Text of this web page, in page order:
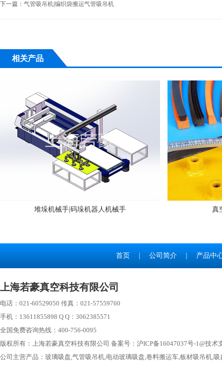
下一篇： 气管吸吊机|编织袋搬运气管吸吊机
相关产品
堆垛机械手|码垛机器人机械手 真
首页 |公司简介 产品中
上海若豪真空科技有限公司
电话：021-60529050 传真：021-57559760
手机：13611855898 Q Q：3062385571
全国免费咨询热线：400-756-0095
版权所有：上海若豪真空科技有限公司 备案号： 沪ICP备16047037号-1@技术
公司主营产品： 玻璃吸盘,气管吸吊机,电动玻璃吸盘,卷料搬运车,板材吸吊机,吸